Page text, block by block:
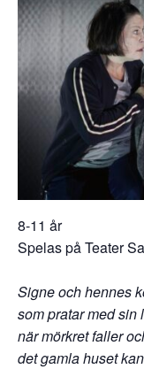
8-11 år
Spelas på Teater
Signe och hennes
som pratar med sin
närmörkret faller
det gamla huset